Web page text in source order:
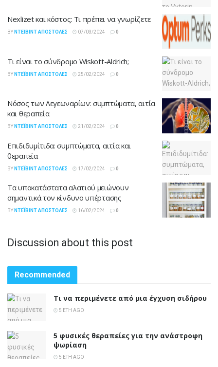
Nexlizet και κόστος: Τι πρέπει να γνωρίζετε
BY ΝΤΈΙΒΙΝΤ ΑΠΟΣΤΌΛΕΣ 07/03/2024 0
Τι είναι το σύνδρομο Wiskott-Aldrich;
BY ΝΤΈΙΒΙΝΤ ΑΠΟΣΤΌΛΕΣ 25/02/2024 0
Νόσος των Λεγεωναρίων: συμπτώματα, αιτία
και θεραπεία
BY ΝΤΈΙΒΙΝΤ ΑΠΟΣΤΌΛΕΣ 21/02/2024 0
Επιδιδυμίτιδα: συμπτώματα, αιτία και
θεραπεία
BY ΝΤΈΙΒΙΝΤ ΑΠΟΣΤΌΛΕΣ 17/02/2024 0
Τα υποκατάστατα αλατιού μειώνουν
σημαντικά τον κίνδυνο υπέρτασης
BY ΝΤΈΙΒΙΝΤ ΑΠΟΣΤΌΛΕΣ 16/02/2024 0
Discussion about this post
Recommended
Τι να περιμένετε από μια έγχυση σιδήρου
5 ΈΤΗ AGO
5 φυσικές θεραπείες για την ανάστροφη
ψωρίαση
5 ΈΤΗ AGO